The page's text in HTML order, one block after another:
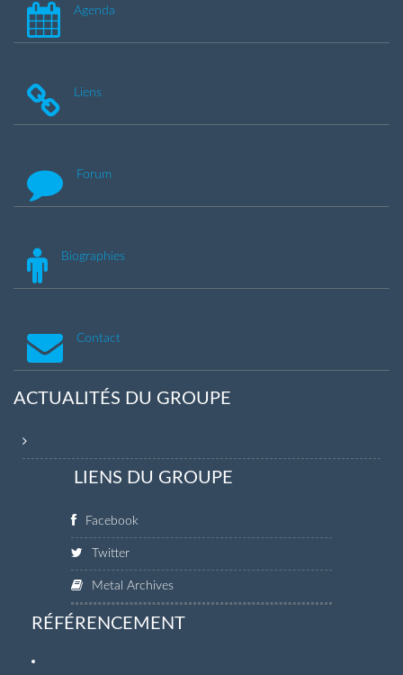
Agenda
Liens
Forum
Biographies
Contact
ACTUALITÉS DU GROUPE
LIENS DU GROUPE
Facebook
Twitter
Metal Archives
RÉFÉRENCEMENT